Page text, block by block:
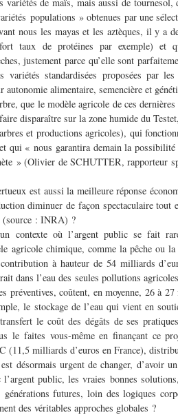
populations » obtenues par une
nous les mayas et les aztèques, il y a
taux de protéines par exemple) et
justement parce qu’elle sont
variétés standardisées proposées par
autonomie alimentaire, semencière et
que le modèle agricole de ces
disparaître sur la zone humide du
et productions agricoles), qui
qui « nous garantira demain la possibilité
» (Olivier de SCHUTTER, rapporteur
est aussi la meilleure réponse
diminuer de façon spectaculaire tout
(source : INRA) ?
contexte où l’argent public se fait
agricole chimique, comme la pêche ou
à hauteur de 54 milliards
dans l’eau des seules pollutions
préventives, coûtent, en moyenne, 26 à
le stockage de l’eau qui vient en
le coût des dégâts de ses
le faites vous-même en finançant ce
(11,5 milliards d’euros en France),
désormais urgent de changer, d’avoir
public, les vraies bonnes
générations futures, loin des logiques
des véritables approches globales ?